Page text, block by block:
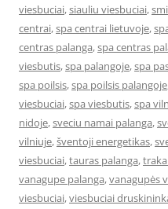
viesbuciai,siauliu viesbuciai,
centrai,spa centrai lietuvoje,
centras palanga,spa centras
viesbutis,spa palangoje,spa
spa poilsis,spa poilsis palangoje
viesbuciai,spa viesbutis,spa
nidoje,sveciu namai palanga,
vilniuje,šventoji energetikas,
viesbuciai,tauras palanga,
vanagupe palanga,vanagupės
viesbuciai,viesbuciai